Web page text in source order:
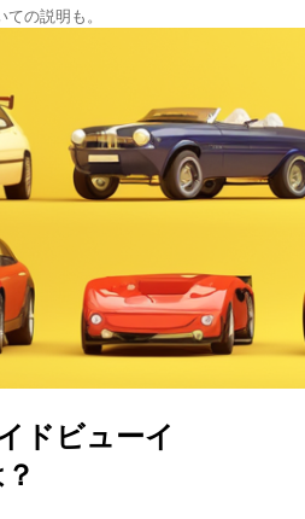
の説明も。
ドビューイ